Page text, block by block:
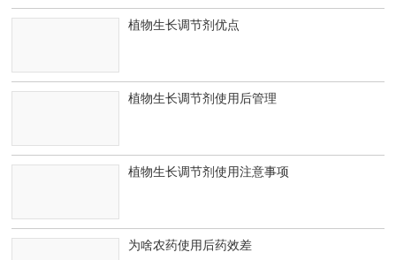
植物生长调节剂优点
植物生长调节剂使用后管理
植物生长调节剂使用注意事项
为啥农药使用后药效差